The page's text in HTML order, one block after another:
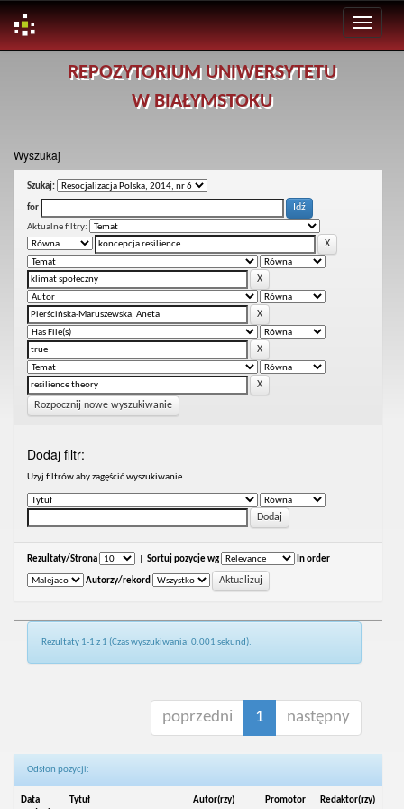
REPOZYTORIUM UNIWERSYTETU
W BIAŁYMSTOKU
Wyszukaj
Szukaj:
for
Aktualne filtry:
Rozpocznij nowe wyszukiwanie
Dodaj filtr:
Uzyj filtrów aby zagęścić wyszukiwanie.
Rezultaty/Strona Sortuj pozycje wg In order
Autorzy/rekord
Rezultaty 1-1 z 1 (Czas wyszukiwania: 0.001 sekund).
poprzedni 1 następny
Odsłon pozycji:
Data Tytuł Autor(rzy) Promotor Redaktor(rzy)